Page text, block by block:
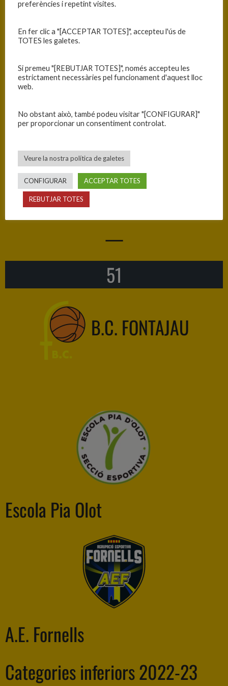
C.B. BLANES
—
51
B.C. FONTAJAU
Escola Pia Olot
A.E. Fornells
Categories inferiors 2022-23
preferències i repetint visites.
En fer clic a "[ACCEPTAR TOTES]", accepteu l'ús de
TOTES les galetes.
Si premeu "[REBUTJAR TOTES]", només accepteu les
estrictament necessàries pel funcionament d'aquest lloc
web.
No obstant això, també podeu visitar "[CONFIGURAR]"
per proporcionar un consentiment controlat.
Veure la nostra política de galetes
CONFIGURAR ACCEPTAR TOTES
REBUTJAR TOTES